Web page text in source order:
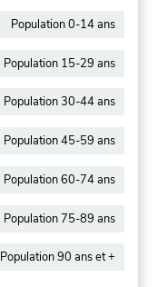
Population 0-14 ans
Population 15-29 ans
Population 30-44 ans
Population 45-59 ans
Population 60-74 ans
Population 75-89 ans
Population 90 ans et +